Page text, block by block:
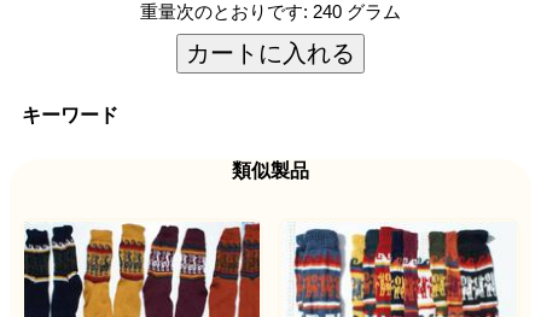
重量次のとおりです: 240 グラム
カートに入れる
キーワード
類似製品